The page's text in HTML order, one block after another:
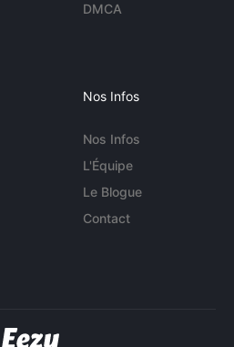
DMCA
Nos Infos
Nos Infos
L'Équipe
Le Blogue
Contact